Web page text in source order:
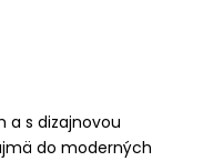
a s dizajnovou
do moderných